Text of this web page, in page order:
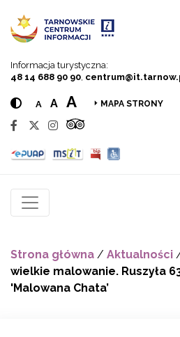
Informacja turystyczna:
48 14 688 90 90
A A A MAPA STRONY
Strona główna / Aktualności
wielkie malowanie. Ruszyła
'Malowana Chata’